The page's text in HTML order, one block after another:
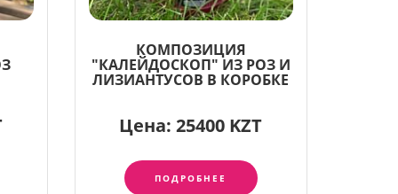
КОМПОЗИЦИЯ
"КАЛЕЙДОСКОП" ИЗ РОЗ И
ЛИЗИАНТУСОВ В КОРОБКЕ
Цена:25400 KZT
ПОДРОБНЕЕ